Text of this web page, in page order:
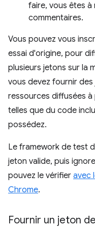
faire, vous êtes à
commentaires.
Vous pouvez vous
essai d'origine, pour
plusieurs jetons sur la
vous devez fournir
ressources diffusées
telles que du code
possédez.
Le framework de test
jeton valide, puis
pouvez le vérifier avec
Chrome.
Fournir un jeton